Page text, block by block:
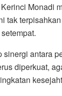
Monadi
tak
sinergi antara
diperkuat,